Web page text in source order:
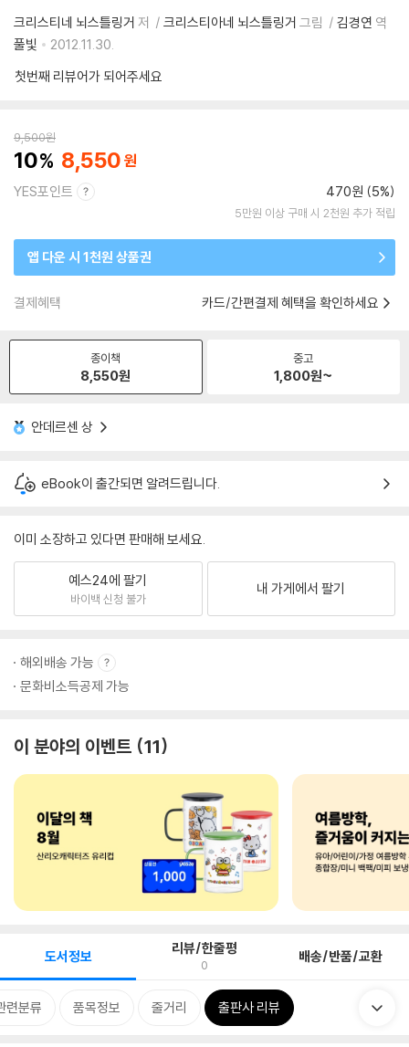
크리스티네 뇌스틀링거 저 크리스티아네 뇌스틀링거 그림 김경연 역
풀빛
2012.11.30.
첫번째 리뷰어가 되어주세요
9,500원
10 8,550
YES포인트 470원 (5%)
5만원 이상 구매 시 2천원 추가 적립
앱 다운 시 1천원 상품권
결제혜택 카드/간편결제 혜택을 확인하세요
종이책
8,550원
중고
1,800원~
안데르센 상
eBook이 출간되면 알려드립니다.
이미 소장하고 있다면 판매해 보세요.
예스24에 팔기
바이백 신청 불가
내 가게에서 팔기
해외배송 가능
문화비소득공제 가능
이 분야의 이벤트 11
도서정보 리뷰/한줄평
0 배송/반품/교환
련분류 품목정보 줄거리 출판사 리뷰